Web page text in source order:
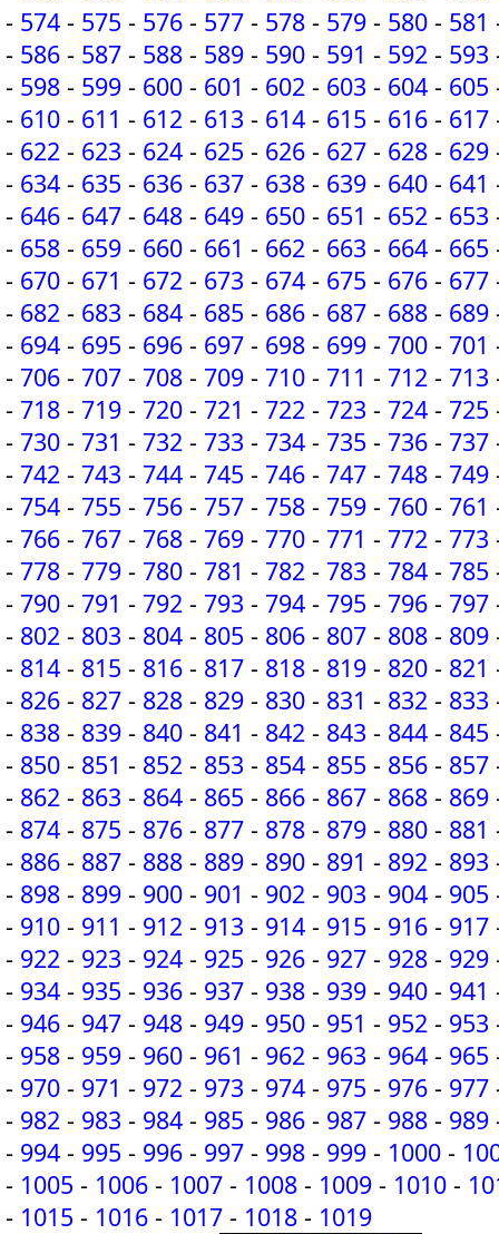
- 574 - 575 - 576 - 577 - 578 - 579 - 580 - 581
- 586 - 587 - 588 - 589 - 590 - 591 - 592 - 593
- 598 - 599 - 600 - 601 - 602 - 603 - 604 - 605
- 610 - 611 - 612 - 613 - 614 - 615 - 616 - 617
- 622 - 623 - 624 - 625 - 626 - 627 - 628 - 629
- 634 - 635 - 636 - 637 - 638 - 639 - 640 - 641
- 646 - 647 - 648 - 649 - 650 - 651 - 652 - 653
- 658 - 659 - 660 - 661 - 662 - 663 - 664 - 665
- 670 - 671 - 672 - 673 - 674 - 675 - 676 - 677
- 682 - 683 - 684 - 685 - 686 - 687 - 688 - 689
- 694 - 695 - 696 - 697 - 698 - 699 - 700 - 701
- 706 - 707 - 708 - 709 - 710 - 711 - 712 - 713
- 718 - 719 - 720 - 721 - 722 - 723 - 724 - 725
- 730 - 731 - 732 - 733 - 734 - 735 - 736 - 737
- 742 - 743 - 744 - 745 - 746 - 747 - 748 - 749
- 754 - 755 - 756 - 757 - 758 - 759 - 760 - 761
- 766 - 767 - 768 - 769 - 770 - 771 - 772 - 773
- 778 - 779 - 780 - 781 - 782 - 783 - 784 - 785
- 790 - 791 - 792 - 793 - 794 - 795 - 796 - 797
- 802 - 803 - 804 - 805 - 806 - 807 - 808 - 809
- 814 - 815 - 816 - 817 - 818 - 819 - 820 - 821
- 826 - 827 - 828 - 829 - 830 - 831 - 832 - 833
- 838 - 839 - 840 - 841 - 842 - 843 - 844 - 845
- 850 - 851 - 852 - 853 - 854 - 855 - 856 - 857
- 862 - 863 - 864 - 865 - 866 - 867 - 868 - 869
- 874 - 875 - 876 - 877 - 878 - 879 - 880 - 881
- 886 - 887 - 888 - 889 - 890 - 891 - 892 - 893
- 898 - 899 - 900 - 901 - 902 - 903 - 904 - 905
- 910 - 911 - 912 - 913 - 914 - 915 - 916 - 917
- 922 - 923 - 924 - 925 - 926 - 927 - 928 - 929
- 934 - 935 - 936 - 937 - 938 - 939 - 940 - 941
- 946 - 947 - 948 - 949 - 950 - 951 - 952 - 953
- 958 - 959 - 960 - 961 - 962 - 963 - 964 - 965
- 970 - 971 - 972 - 973 - 974 - 975 - 976 - 977
- 982 - 983 - 984 - 985 - 986 - 987 - 988 - 989
- 994 - 995 - 996 - 997 - 998 - 999 - 1000 -
- 1005 - 1006 - 1007 - 1008 - 1009 - 1010 -
- 1015 - 1016 - 1017 - 1018 - 1019